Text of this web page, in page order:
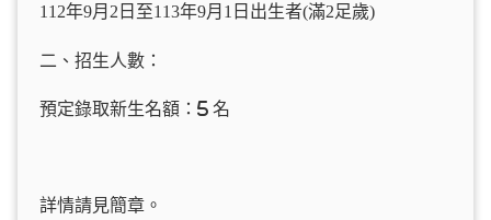
112年9月2日至113年9月1日出生者(滿2足歲)
二、招生人數：
預定錄取新生名額：5 名
詳情請見簡章。